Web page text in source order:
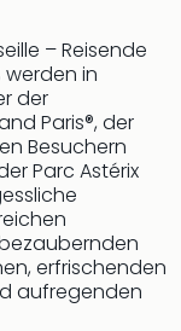
– Reisende
in
der
Paris®, der
Besuchern
Parc Astérix
erfrischenden
aufregenden